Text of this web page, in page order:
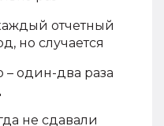
отчетный
но случается
– один-два раза
не сдавали